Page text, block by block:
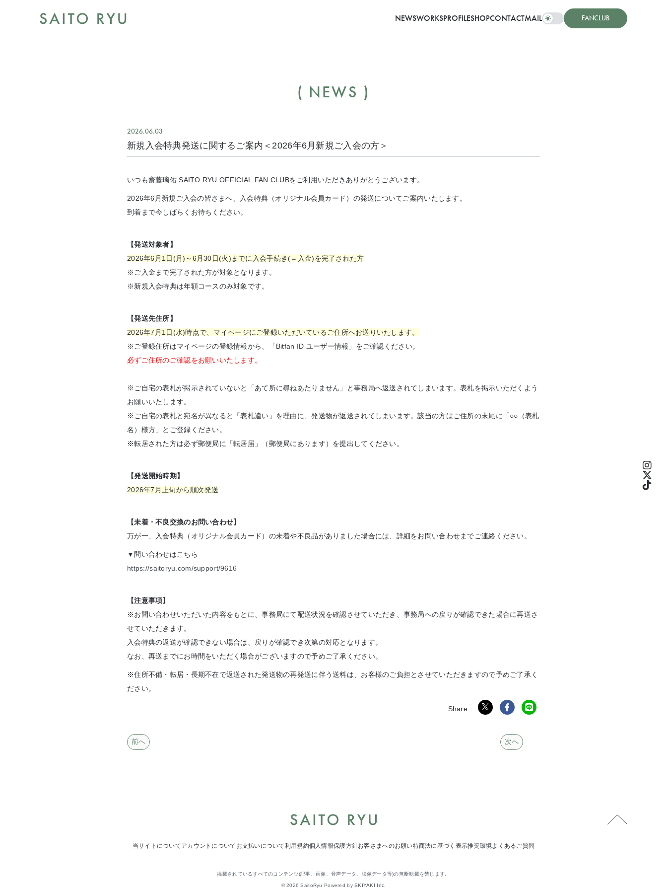
NEWSWORKSPROFILESHOPCONTACTMAIL FANCLUB
NEWS
2026.06.03
新規入会特典発送に関するご案内＜2026年6月新規ご入会の方＞
いつも齋藤璃佑 SAITO RYU OFFICIAL FAN CLUBをご利用いただきありがとうございます。
2026年6月新規ご入会の皆さまへ、入会特典（オリジナル会員カード）の発送についてご案内いたします。
到着まで今しばらくお待ちください。
【発送対象者】
2026年6月1日(月)～6月30日(火)までに入会手続き(＝入金)​を完了された方
※ご入金まで完了された方が対象となります。
※新規入会特典は年額コースのみ対象です。
【発送先住所】
2026年7月1日(水)時点で、マイページにご登録いただいているご住所へお送りいたします。
※ご登録住所はマイページの登録情報から、「Bitfan ID ユーザー情報」をご確認ください。
必ずご住所のご確認をお願いいたします。
※ご自宅の表札が掲示されていないと「あて所に尋ねあたりません」と事務局へ返送されてしまいます。表札を掲示いただくよう
お願いいたします。
※ご自宅の表札と宛名が異なると「表札違い」を理由に、発送物が返送されてしまいます。該当の方はご住所の末尾に「○○（表札
名）様方」とご登録ください。
※転居された方は必ず郵便局に「転居届」（郵便局にあります）を提出してください。
【発送開始時期】
2026年7月上旬から順次発送
【未着・不良交換のお問い合わせ】
万が一、入会特典（オリジナル会員カード）の未着や不良品がありました場合には、詳細をお問い合わせまでご連絡ください。
▼問い合わせはこちら
https://saitoryu.com/support/9616
【注意事項】
※お問い合わせいただいた内容をもとに、事務局にて配送状況を確認させていただき、事務局への戻りが確認できた場合に再送さ
せていただきます。
入会特典の返送が確認できない場合は、戻りが確認でき次第の対応となります。
なお、再送までにお時間をいただく場合がございますので予めご了承ください。
※住所不備・転居・長期不在で返送された発送物の再発送に伴う送料は、お客様のご負担とさせていただきますので予めご了承く
ださい。
前へ 次へ
当サイトについてアカウントについて お支払いについて利用規約個人情報保護方針お客さまへのお願い特商法に基づく表示推奨環境よくあるご質問
掲載されているすべてのコンテンツ(記事、画像、音声データ、映像データ等)の無断転載を禁じます。
© 2026 SaitoRyu Powered bySKIYAKI Inc.